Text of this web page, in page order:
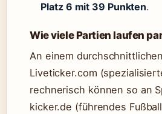
Platz 6 mit 39 Punkten.
Wie viele Partien laufen
An einem
Liveticker.com
rechnerisch können so an
kicker.de (führendes